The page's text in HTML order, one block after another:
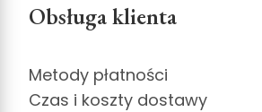
Obsługa klienta
Metody płatności
Czas i koszty dostawy